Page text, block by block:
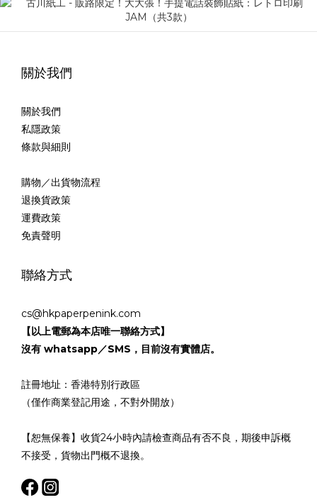
關於我們
關於我們
私隱政策
條款與細則
購物／出貨物流程
退換貨政策
運費政策
免責聲明
聯絡方式
cs@hkpaperpenink.com
【以上電郵為本店唯一聯絡方式】
沒有 whatsapp／SMS，目前沒有實體店。
註冊地址：香港特別行政區
（僅作商業登記用途，不對外開放）
【恕無保養】收貨24小時內請檢查商品有否不良，期後申訴概
不接受，貨物出門概不退換。